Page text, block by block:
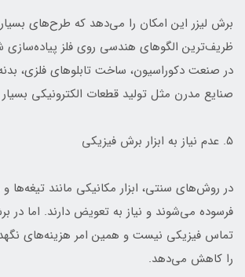
برش لیزر این امکان را می‌دهد که طرح‌های
ظریف‌ترین الگوهای هندسی روی فلز
در صنعت دکوراسیون، ساخت تابلوهای فلزی،
صنایع مدرن مثل تولید قطعات الکترونیکی بسیار
۵. عدم نیاز به ابزار برش فیزیکی
در روش‌های سنتی، ابزار مکانیکی مانند تیغه‌ها و
فرسوده می‌شوند و نیاز به تعویض دارند. اما در
تماس فیزیکی نیست و همین امر هزینه‌های
را کاهش می‌دهد.